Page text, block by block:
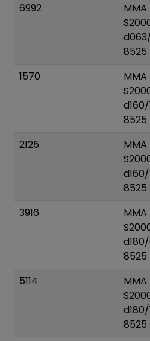
6992
MMA
8525
1570
MMA
8525
2125
MMA
8525
3916
MMA
8525
5114
MMA
8525